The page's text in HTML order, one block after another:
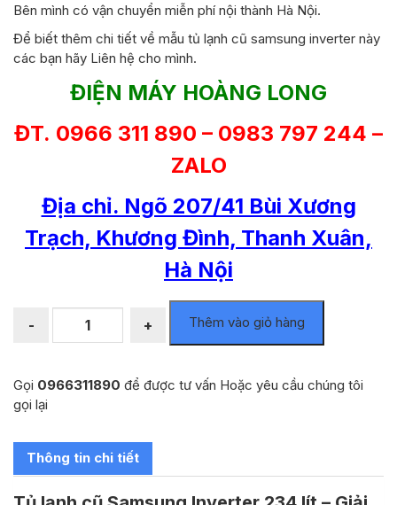
Bên mình có vận chuyển miễn phí nội thành Hà Nội.
Để biết thêm chi tiết về mẫu tủ lạnh cũ samsung inverter này
các bạn hãy Liên hệ cho mình.
ĐIỆN MÁY HOÀNG LONG
ĐT. 0966 311 890 – 0983 797 244 –
ZALO
Địa chỉ. Ngõ 207/41 Bùi Xương
Trạch, Khương Đình, Thanh Xuân,
Hà Nội
-
inverter
số
lượng
+ Thêm vào giỏ hàng
Gọi 0966311890 để được tư vấn Hoặc yêu cầu chúng tôi
gọi lại
Thông tin chi tiết